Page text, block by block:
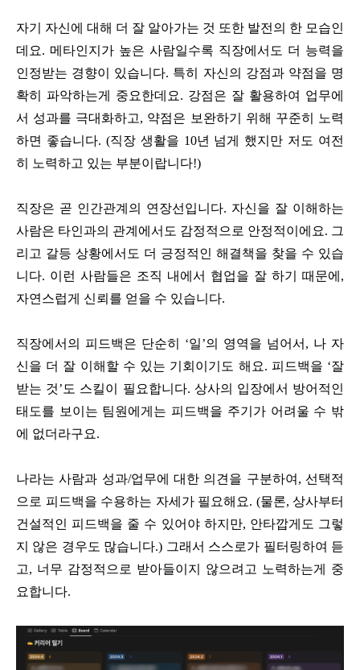
자기 자신에 대해 더 잘 알아가는 것 또한 발전의 한 모습인
데요. 메타인지가 높은 사람일수록 직장에서도 더 능력을
인정받는 경향이 있습니다. 특히 자신의 강점과 약점을 명
확히 파악하는게 중요한데요. 강점은 잘 활용하여 업무에
서 성과를 극대화하고, 약점은 보완하기 위해 꾸준히 노력
하면 좋습니다. (직장 생활을 10년 넘게 했지만 저도 여전
히 노력하고 있는 부분이랍니다!)
직장은 곧 인간관계의 연장선입니다. 자신을 잘 이해하는
사람은 타인과의 관계에서도 감정적으로 안정적이에요. 그
리고 갈등 상황에서도 더 긍정적인 해결책을 찾을 수 있습
니다. 이런 사람들은 조직 내에서 협업을 잘 하기 때문에,
자연스럽게 신뢰를 얻을 수 있습니다.
직장에서의 피드백은 단순히 ‘일’의 영역을 넘어서, 나 자
신을 더 잘 이해할 수 있는 기회이기도 해요. 피드백을 ‘잘
받는 것’도 스킬이 필요합니다. 상사의 입장에서 방어적인
태도를 보이는 팀원에게는 피드백을 주기가 어려울 수 밖
에 없더라구요.
나라는 사람과 성과/업무에 대한 의견을 구분하여, 선택적
으로 피드백을 수용하는 자세가 필요해요. (물론, 상사부터
건설적인 피드백을 줄 수 있어야 하지만, 안타깝게도 그렇
지 않은 경우도 많습니다.) 그래서 스스로가 필터링하여 듣
고, 너무 감정적으로 받아들이지 않으려고 노력하는게 중
요합니다.